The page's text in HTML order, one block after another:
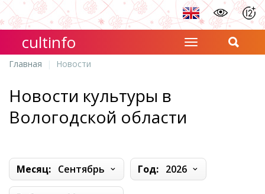
cultinfo
Главная Новости
Новости культуры в
Вологодской области
Месяц: Сентябрь Год: 2026